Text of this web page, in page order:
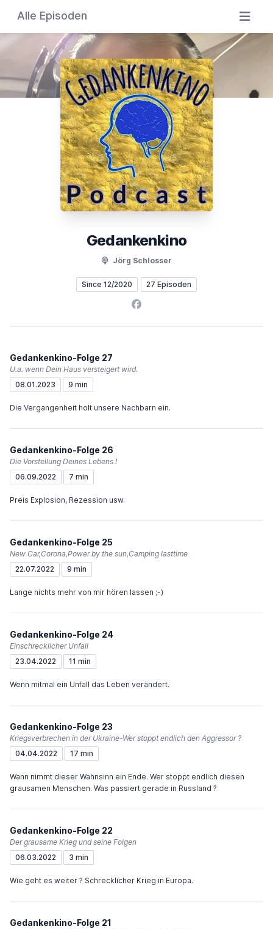
Alle Episoden
Gedankenkino
Jörg Schlosser
Since 12/2020 27 Episoden
Facebook
Gedankenkino-Folge 27
U.a. wenn Dein Haus versteigert wird.
08.01.2023
9 min
Die Vergangenheit holt unsere Nachbarn ein.
Gedankenkino-Folge 26
Die Vorstellung Deines Lebens !
06.09.2022
7 min
Preis Explosion, Rezession usw.
Gedankenkino-Folge 25
New Car,Corona,Power by the sun,Camping lasttime
22.07.2022
9 min
Lange nichts mehr von mir hören lassen ;-)
Gedankenkino-Folge 24
Einschrecklicher Unfall
23.04.2022
11 min
Wenn mitmal ein Unfall das Leben verändert.
Gedankenkino-Folge 23
Kriegsverbrechen in der Ukraine-Wer stoppt endlich den Aggressor ?
04.04.2022
17 min
Wann nimmt dieser Wahnsinn ein Ende. Wer stoppt endlich diesen
grausamen Menschen. Was passiert gerade in Russland ?
Gedankenkino-Folge 22
Der grausame Krieg und seine Folgen
06.03.2022
3 min
Wie geht es weiter ? Schrecklicher Krieg in Europa.
Gedankenkino-Folge 21